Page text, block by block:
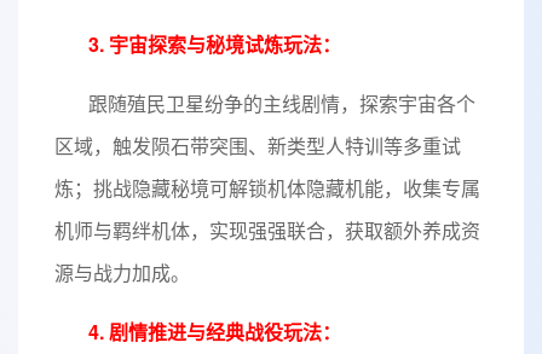
3. 宇宙探索与秘境试炼玩法：
跟随殖民卫星纷争的主线剧情，探索宇宙各个
区域，触发陨石带突围、新类型人特训等多重试
炼；挑战隐藏秘境可解锁机体隐藏机能，收集专属
机师与羁绊机体，实现强强联合，获取额外养成资
源与战力加成。
4. 剧情推进与经典战役玩法：